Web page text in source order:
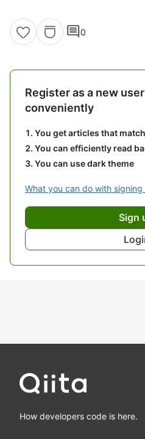
comment0
Register as a new
conveniently
You get articles that
You can efficiently read
You can use dark theme
What you can do with signing
Sign
How developers code is here.